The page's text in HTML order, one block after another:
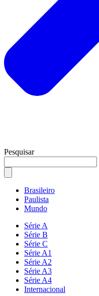
Pesquisar
Brasileiro
Paulista
Mundo
Série A
Série B
Série C
Série A1
Série A2
Série A3
Série A4
Internacional